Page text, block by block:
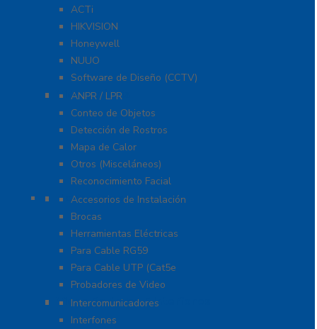
ACTi
HIKVISION
Honeywell
NUUO
Software de Diseño (CCTV)
Videoanálisis
ANPR / LPR
Conteo de Objetos
Detección de Rostros
Mapa de Calor
Otros (Misceláneos)
Reconocimiento Facial
Herramientas
Accesorios de Instalación
Brocas
Herramientas Eléctricas
Para Cable RG59
Para Cable UTP (Cat5e
Probadores de Video
Video Porteros E Interfonos
Intercomunicadores
Interfones